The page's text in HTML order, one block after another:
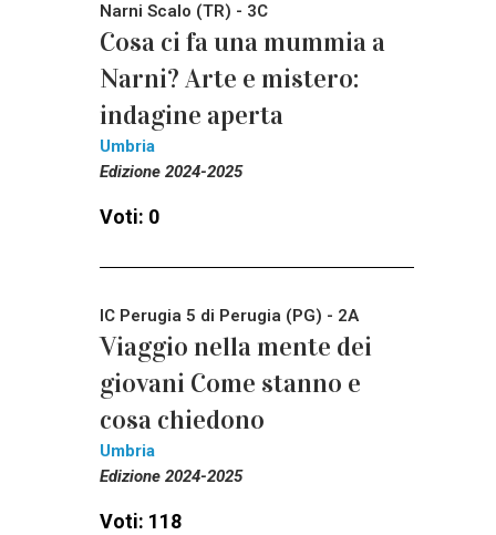
Narni Scalo (TR) - 3C
Cosa ci fa una mummia a
Narni? Arte e mistero:
indagine aperta
Umbria
Edizione 2024-2025
Voti: 0
IC Perugia 5 di Perugia (PG) - 2A
Viaggio nella mente dei
giovani Come stanno e
cosa chiedono
Umbria
Edizione 2024-2025
Voti: 118